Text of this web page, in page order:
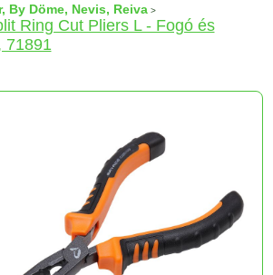
By Döme, Nevis, Reiva>
Ring Cut Pliers L - Fogó és
71891